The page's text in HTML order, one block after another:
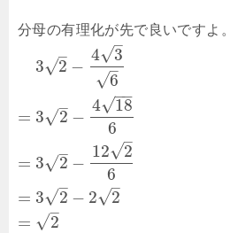
分母の有理化が先で良いですよ。
3 2
–
√ −
4 3
–
√
6
–
√
= 3 2
–
√ −
4 18
−−
√
6
= 3 2
–
√ −
12 2
–
√
6
= 3 2
–
√ − 2 2
–
√
=
2
–
√